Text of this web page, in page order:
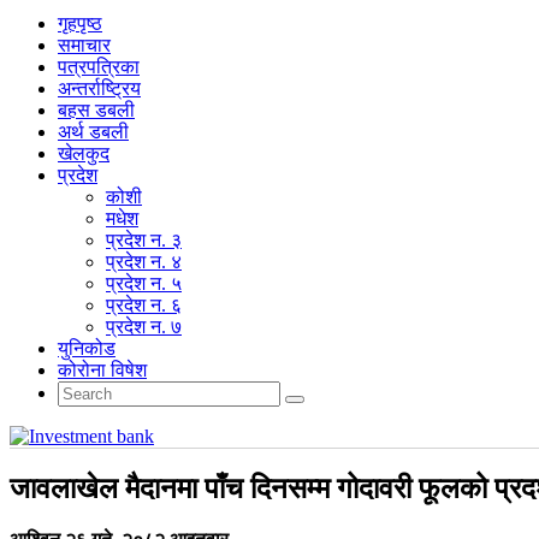
गृहपृष्‍ठ
समाचार
पत्रपत्रिका
अन्तर्राष्ट्रिय
बहस डबली
अर्थ डबली
खेलकुद
प्रदेश
कोशी
मधेश
प्रदेश न. ३
प्रदेश न. ४
प्रदेश न. ५
प्रदेश न. ६
प्रदेश न. ७
युनिकोड
कोरोना विषेश
जावलाखेल मैदानमा पाँच दिनसम्म गोदावरी फूलको